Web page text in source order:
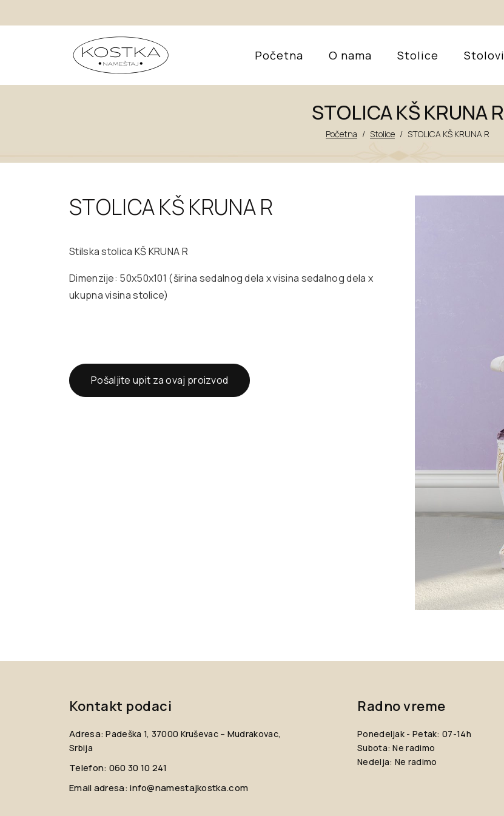
Početna O nama Stolice Stolovi
STOLICA KŠ KRUNA R
Početna / Stolice / STOLICA KŠ KRUNA R
STOLICA KŠ KRUNA R
Stilska stolica KŠ KRUNA R
Dimenzije: 50x50x101 (širina sedalnog dela x visina sedalnog dela x
ukupna visina stolice)
Pošaljite upit za ovaj proizvod
Kontakt podaci
Adresa:Padeška 1, 37000 Kruševac – Mudrakovac,
Srbija
Telefon: 060 30 10 241
Email adresa:info@namestajkostka.com
Radno vreme
Ponedeljak - Petak: 07-14h
Subota: Ne radimo
Nedelja: Ne radimo